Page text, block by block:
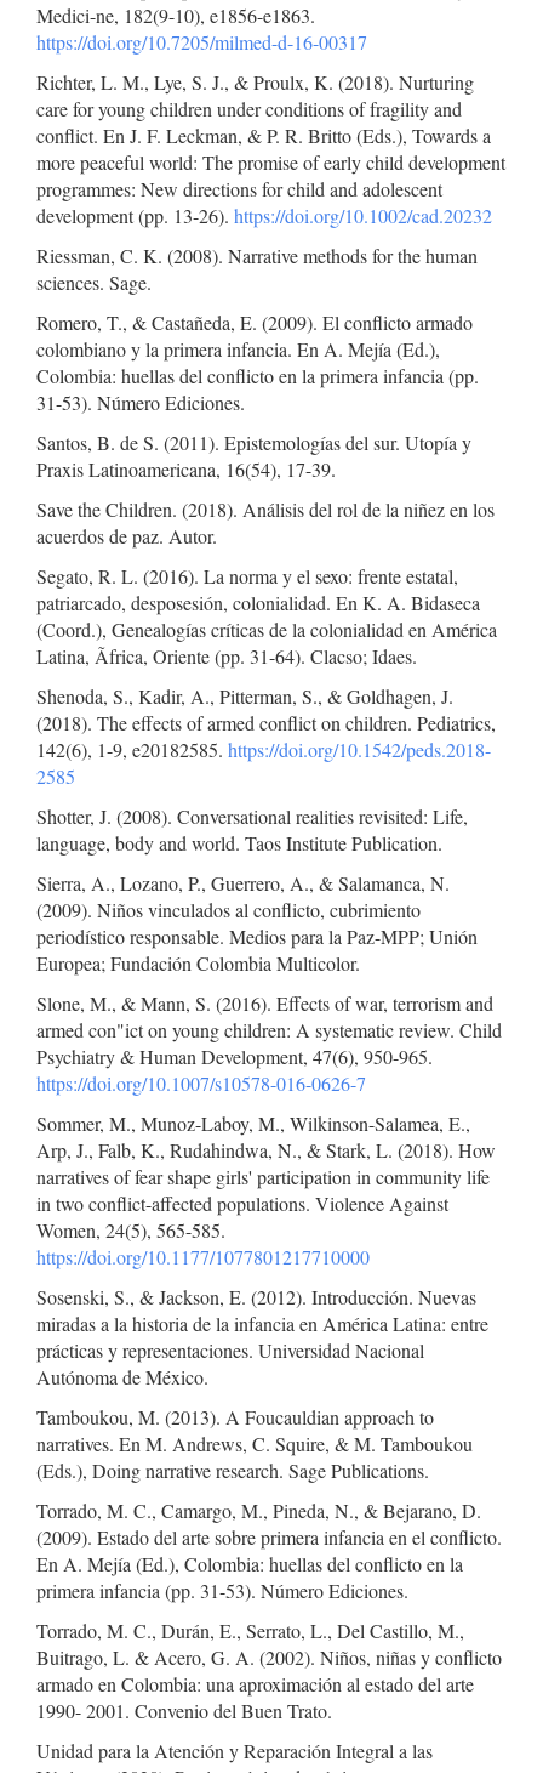
Medici-ne, 182(9-10), e1856-e1863.
https://doi.org/10.7205/milmed-d-16-00317
Richter, L. M., Lye, S. J., & Proulx, K. (2018). Nurturing
care for young children under conditions of fragility and
conflict. En J. F. Leckman, & P. R. Britto (Eds.), Towards a
more peaceful world: The promise of early child development
programmes: New directions for child and adolescent
development (pp. 13-26). https://doi.org/10.1002/cad.20232
Riessman, C. K. (2008). Narrative methods for the human
sciences. Sage.
Romero, T., & Castañeda, E. (2009). El conflicto armado
colombiano y la primera infancia. En A. Mejía (Ed.),
Colombia: huellas del conflicto en la primera infancia (pp.
31-53). Número Ediciones.
Santos, B. de S. (2011). Epistemologías del sur. Utopía y
Praxis Latinoamericana, 16(54), 17-39.
Save the Children. (2018). Análisis del rol de la niñez en los
acuerdos de paz. Autor.
Segato, R. L. (2016). La norma y el sexo: frente estatal,
patriarcado, desposesión, colonialidad. En K. A. Bidaseca
(Coord.), Genealogías críticas de la colonialidad en América
Latina, Ãfrica, Oriente (pp. 31-64). Clacso; Idaes.
Shenoda, S., Kadir, A., Pitterman, S., & Goldhagen, J.
(2018). The effects of armed conflict on children. Pediatrics,
142(6), 1-9, e20182585. https://doi.org/10.1542/peds.2018-
2585
Shotter, J. (2008). Conversational realities revisited: Life,
language, body and world. Taos Institute Publication.
Sierra, A., Lozano, P., Guerrero, A., & Salamanca, N.
(2009). Niños vinculados al conflicto, cubrimiento
periodístico responsable. Medios para la Paz-MPP; Unión
Europea; Fundación Colombia Multicolor.
Slone, M., & Mann, S. (2016). Effects of war, terrorism and
armed con"ict on young children: A systematic review. Child
Psychiatry & Human Development, 47(6), 950-965.
https://doi.org/10.1007/s10578-016-0626-7
Sommer, M., Munoz-Laboy, M., Wilkinson-Salamea, E.,
Arp, J., Falb, K., Rudahindwa, N., & Stark, L. (2018). How
narratives of fear shape girls' participation in community life
in two conflict-affected populations. Violence Against
Women, 24(5), 565-585.
https://doi.org/10.1177/1077801217710000
Sosenski, S., & Jackson, E. (2012). Introducción. Nuevas
miradas a la historia de la infancia en América Latina: entre
prácticas y representaciones. Universidad Nacional
Autónoma de México.
Tamboukou, M. (2013). A Foucauldian approach to
narratives. En M. Andrews, C. Squire, & M. Tamboukou
(Eds.), Doing narrative research. Sage Publications.
Torrado, M. C., Camargo, M., Pineda, N., & Bejarano, D.
(2009). Estado del arte sobre primera infancia en el conflicto.
En A. Mejía (Ed.), Colombia: huellas del conflicto en la
primera infancia (pp. 31-53). Número Ediciones.
Torrado, M. C., Durán, E., Serrato, L., Del Castillo, M.,
Buitrago, L. & Acero, G. A. (2002). Niños, niñas y conflicto
armado en Colombia: una aproximación al estado del arte
1990- 2001. Convenio del Buen Trato.
Unidad para la Atención y Reparación Integral a las